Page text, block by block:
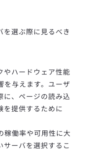
を選ぶ際に見るべき
やハードウェア性能
を与えます。ユーザ
に、ページの読み込
を提供するために
稼働率や可用性に大
サーバを選択するこ